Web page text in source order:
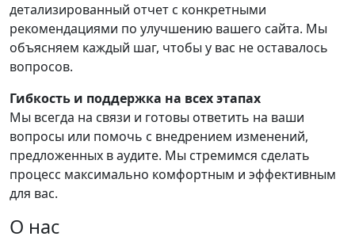
детализированный отчет с конкретными
рекомендациями по улучшению вашего сайта. Мы
объясняем каждый шаг, чтобы у вас не оставалось
вопросов.
Гибкость и поддержка на всех этапах
Мы всегда на связи и готовы ответить на ваши
вопросы или помочь с внедрением изменений,
предложенных в аудите. Мы стремимся сделать
процесс максимально комфортным и эффективным
для вас.
О нас